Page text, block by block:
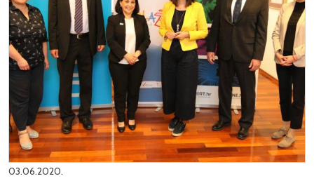
03.06.2020.